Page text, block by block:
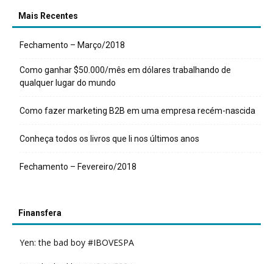
Mais Recentes
Fechamento – Março/2018
Como ganhar $50.000/mês em dólares trabalhando de
qualquer lugar do mundo
Como fazer marketing B2B em uma empresa recém-nascida
Conheça todos os livros que li nos últimos anos
Fechamento – Fevereiro/2018
Finansfera
Yen: the bad boy #IBOVESPA